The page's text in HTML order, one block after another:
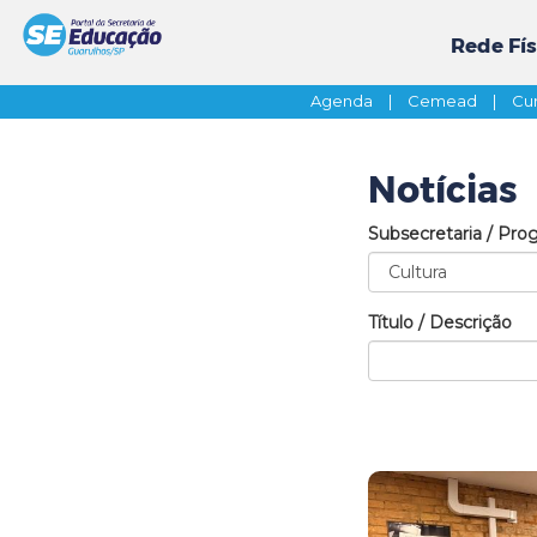
Rede
Agenda | Cemead |
Notícias
Subsecretaria /
Título / Descrição